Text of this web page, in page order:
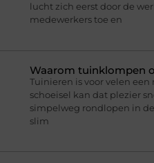
lucht zich eerst door de
medewerkers toe en
Waarom tuinklompen
Tuinieren is voor velen
schoeisel kan dat plezier
simpelweg rondlopen in
slim